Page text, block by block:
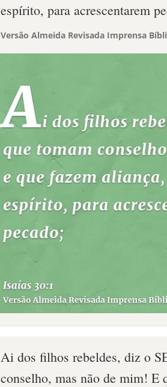
espírito, para acrescentarem
Versão Almeida Revisada Imprensa
Ai dos filhos rebeldes, diz o
conselho, mas não de mim! E